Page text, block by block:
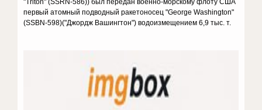
"Triton" (SSRN-586)) был передан военно-морскому флоту США
первый атомный подводный ракетоносец "George Washington"
(SSBN-598)("Джордж Вашингтон") водоизмещением 6,9 тыс. т.